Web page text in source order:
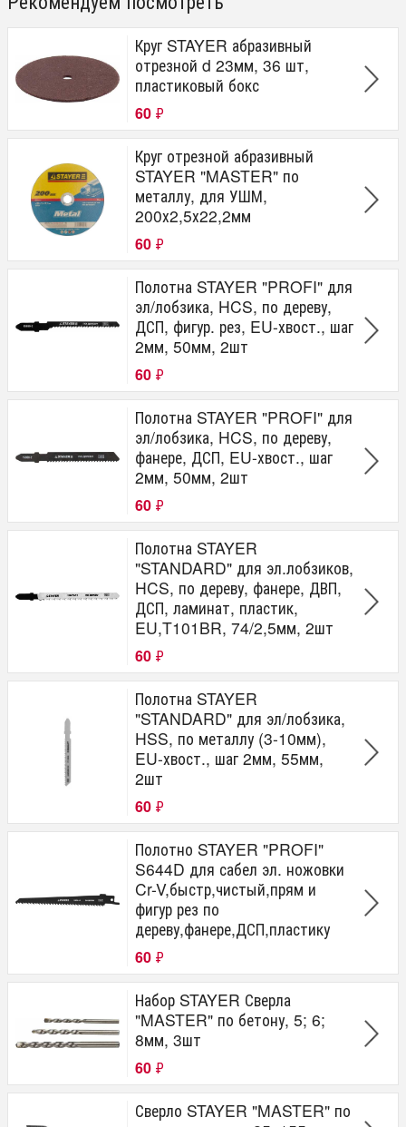
Круг STAYER абразивный
отрезной d 23мм, 36 шт,
пластиковый бокс
60 ₽
Круг отрезной абразивный
STAYER "MASTER" по
металлу, для УШМ,
200х2,5х22,2мм
60 ₽
Полотна STAYER "PROFI" для
эл/лобзика, HCS, по дереву,
ДСП, фигур. рез, EU-хвост., шаг
2мм, 50мм, 2шт
60 ₽
Полотна STAYER "PROFI" для
эл/лобзика, HCS, по дереву,
фанере, ДСП, EU-хвост., шаг
2мм, 50мм, 2шт
60 ₽
Полотна STAYER
"STANDARD" для эл.лобзиков,
HCS, по дереву, фанере, ДВП,
ДСП, ламинат, пластик,
EU,T101BR, 74/2,5мм, 2шт
60 ₽
Полотна STAYER
"STANDARD" для эл/лобзика,
HSS, по металлу (3-10мм),
EU-хвост., шаг 2мм, 55мм,
2шт
60 ₽
Полотно STAYER "PROFI"
S644D для сабел эл. ножовки
Cr-V,быстр,чистый,прям и
фигур рез по
дереву,фанере,ДСП,пластику
60 ₽
Набор STAYER Сверла
"MASTER" по бетону, 5; 6;
8мм, 3шт
60 ₽
Сверло STAYER "MASTER" по